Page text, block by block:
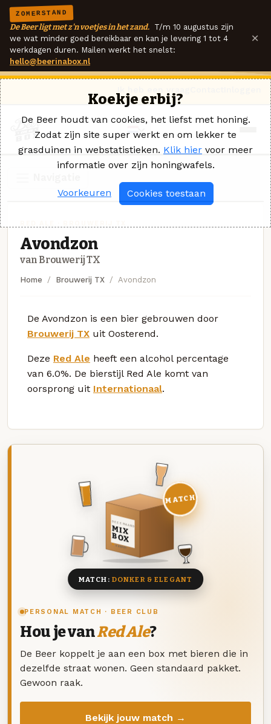
ZOMERSTAND
De Beer ligt met z'n voetjes in het zand. T/m 10 augustus zijn
we wat minder goed bereikbaar en kan je levering 1 tot 4
werkdagen duren. Mailen werkt het snelst:
hello@beerinabox.nl
×
Avondzon
van Brouwerij TX
Home Brouwerij TX Avondzon
De Avondzon is een bier gebrouwen door
Brouwerij TX uit Oosterend.
Deze Red Ale heeft een alcohol percentage
van 6.0%. De bierstijl Red Ale komt van
oorsprong uit Internationaal.
PERSONAL MATCH · BEER CLUB
Hou je vanRed Ale?
De Beer koppelt je aan een box met bieren die in
dezelfde straat wonen. Geen standaard pakket.
Gewoon raak.
Bekijk jouw match →
DEZE MAAND
MIX
BOX
8 BIEREN
MATCH
MATCH: DONKER & ELEGANT
Koekje erbij?
De Beer houdt van cookies, het liefst met honing.
Zodat zijn site super werkt en om lekker te
grasduinen in webstatistieken. Klik hier voor meer
informatie over zijn honingwafels.
Voorkeuren Cookies toestaan